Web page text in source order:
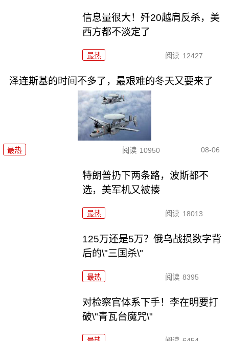
信息量很大！歼20越肩反杀，美
西方都不淡定了
最热 阅读 12427
泽连斯基的时间不多了，最艰难的冬天又要来了
最热 阅读 10950 08-06
特朗普扔下两条路，波斯都不
选，美军机又被揍
最热 阅读 18013
125万还是5万？俄乌战损数字背
后的\"三国杀\"
最热 阅读 8395
对检察官体系下手！李在明要打
破\"青瓦台魔咒\"